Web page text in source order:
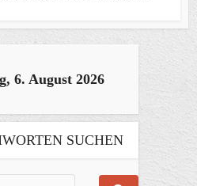
6. August 2026
SUCHEN